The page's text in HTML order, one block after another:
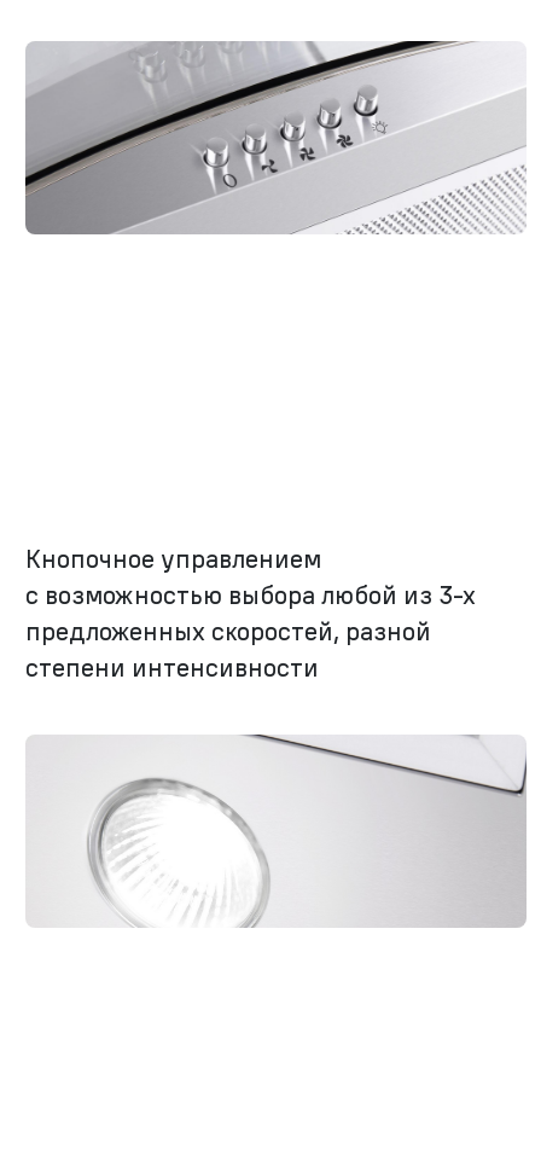
Кнопочное управлением
с возможностью выбора любой из 3-х
предложенных скоростей, разной
степени интенсивности